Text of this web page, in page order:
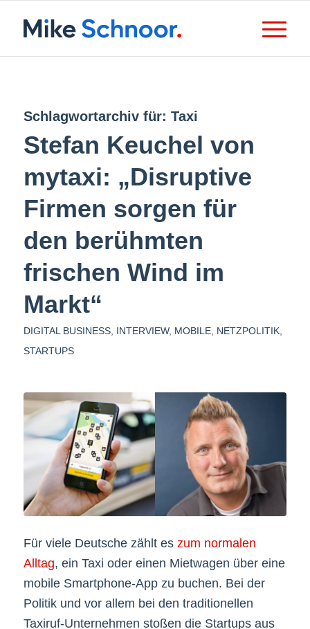
Schlagwortarchiv für: Taxi
Stefan Keuchel von
mytaxi: „Disruptive
Firmen sorgen für
den berühmten
frischen Wind im
Markt“
DIGITAL BUSINESS, INTERVIEW, MOBILE, NETZPOLITIK,
STARTUPS
Für viele Deutsche zählt es zum normalen
Alltag, ein Taxi oder einen Mietwagen über eine
mobile Smartphone-App zu buchen. Bei der
Politik und vor allem bei den traditionellen
Taxiruf-Unternehmen stoßen die Startups aus